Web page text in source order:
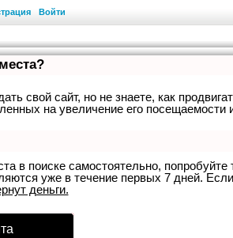
Войти
свой сайт, но не знаете, как
на увеличение его
в поиске самостоятельно, попробуйте
уже в течение первых 7 дней.
деньги.